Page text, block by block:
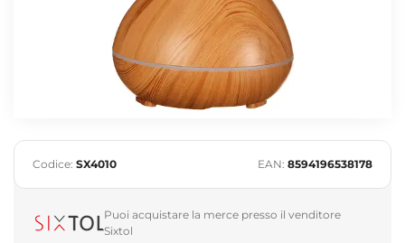
Codice: SX4010 EAN: 8594196538178
Puoi acquistare la merce presso il venditore
Sixtol